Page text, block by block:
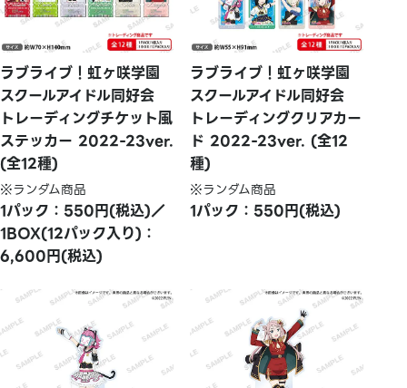
ラブライブ！虹ヶ咲学園
スクールアイドル同好会
トレーディングチケット風
ステッカー 2022-23ver.
(全12種)
※ランダム商品
1パック：550円(税込)／
1BOX(12パック入り)：
6,600円(税込)
ラブライブ！虹ヶ咲学園
スクールアイドル同好会
トレーディングクリアカー
ド 2022-23ver. (全12
種)
※ランダム商品
1パック：550円(税込)